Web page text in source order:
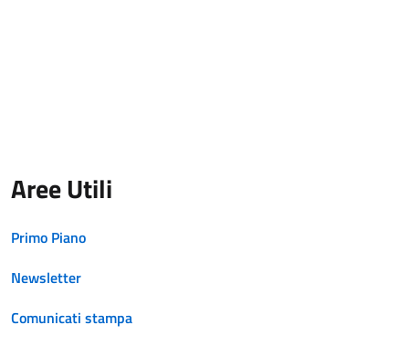
Aree Utili
Primo Piano
Newsletter
Comunicati stampa